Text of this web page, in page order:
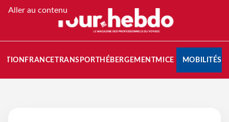
Aller au contenu
FRANCETRANSPORT HÉBERGEMENTMICE MOBILITÉS